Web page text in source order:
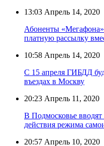
13:03 Апрель 14, 2020
Абоненты
платную рассылку
10:58 Апрель 14, 2020
С 15 апреля ГИБДД
въездах в Москву
20:23 Апрель 11, 2020
В Подмосковье
действия режима
20:57 Апрель 10, 2020